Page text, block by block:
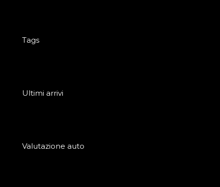
Tags
Ultimi arrivi
Valutazione auto